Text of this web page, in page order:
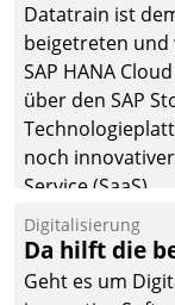
Datatrain ist
beigetreten und
SAP HANA
über den SAP
noch
Service (SaaS).
Digitalisierung
Da hilft die
Geht es um